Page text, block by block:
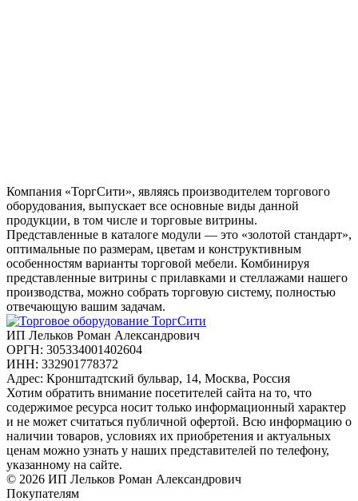
Компания «ТоргСити», являясь производителем торгового
оборудования, выпускает все основные виды данной
продукции, в том числе и торговые витрины.
Представленные в каталоге модули — это «золотой стандарт»,
оптимальные по размерам, цветам и конструктивным
особенностям варианты торговой мебели. Комбинируя
представленные витрины с прилавками и стеллажами нашего
производства, можно собрать торговую систему, полностью
отвечающую вашим задачам.
ИП Лельков Роман Александрович
ОРГН: 305334001402604
ИНН: 332901778372
Адрес: Кронштадтский бульвар, 14, Москва, Россия
Хотим обратить внимание посетителей сайта на то, что
содержимое ресурса носит только информационный характер
и не может считаться публичной офертой. Всю информацию о
наличии товаров, условиях их приобретения и актуальных
ценам можно узнать у наших представителей по телефону,
указанному на сайте.
© 2026 ИП Лельков Роман Александрович
Покупателям